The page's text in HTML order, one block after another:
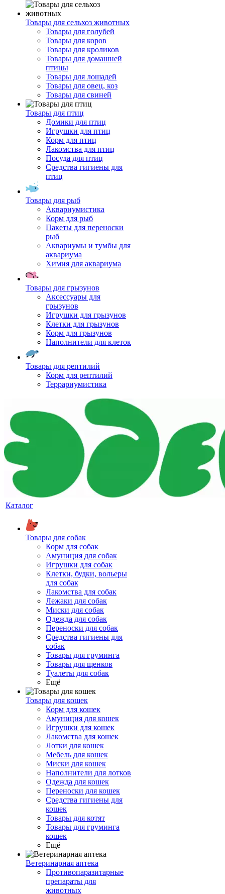
Товары для сельхоз животных
Товары для голубей
Товары для коров
Товары для кроликов
Товары для домашней
птицы
Товары для лошадей
Товары для овец, коз
Товары для свиней
Товары для птиц
Домики для птиц
Игрушки для птиц
Корм для птиц
Лакомства для птиц
Посуда для птиц
Средства гигиены для
птиц
Товары для рыб
Аквариумистика
Корм для рыб
Пакеты для переноски
рыб
Аквариумы и тумбы для
аквариума
Химия для аквариума
Товары для грызунов
Аксессуары для
грызунов
Игрушки для грызунов
Клетки для грызунов
Корм для грызунов
Наполнители для клеток
Товары для рептилий
Корм для рептилий
Террариумистика
Каталог
Товары для собак
Корм для собак
Амуниция для собак
Игрушки для собак
Клетки, будки, вольеры
для собак
Лакомства для собак
Лежаки для собак
Миски для собак
Одежда для собак
Переноски для собак
Средства гигиены для
собак
Товары для груминга
Товары для щенков
Туалеты для собак
Ещё
Товары для кошек
Корм для кошек
Амуниция для кошек
Игрушки для кошек
Лакомства для кошек
Лотки для кошек
Мебель для кошек
Миски для кошек
Наполнители для лотков
Одежда для кошек
Переноски для кошек
Средства гигиены для
кошек
Товары для котят
Товары для груминга
кошек
Ещё
Ветеринарная аптека
Противопаразитарные
препараты для
животных